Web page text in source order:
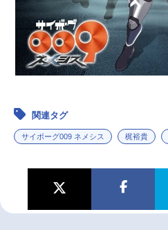
関連タグ
サイボーグ009 ネメシス 梶裕貴